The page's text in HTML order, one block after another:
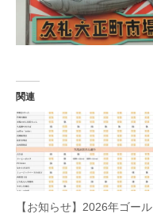
関連
【お知らせ】2026年ゴール